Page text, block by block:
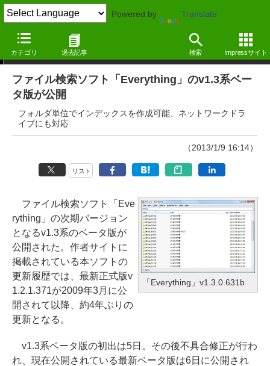
Powered by Translate
カテゴリ 過去記事 検索 Impressサイト
ニュース
ファイル検索ソフト「Everything」のv1.3系ベー
タ版が公開
フォルダ単位でインデックスを作成可能、ネットワークドラ
イブにも対応
（2013/1/9 16:14）
リスト
「Everything」v1.3.0.631b
ファイル検索ソフト「Eve
rything」の次期バージョン
となるv1.3系のベータ版が
公開された。作者サイトに
掲載されている本ソフトの
更新履歴では、最新正式版v
1.2.1.371が2009年3月に公
開されて以降、約4年ぶりの
更新となる。
v1.3系ベータ版の初出は5日。その後不具合修正が行わ
れ、現在公開されている最新ベータ版は6日に公開され